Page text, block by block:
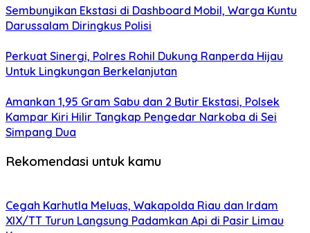
Sembunyikan Ekstasi di Dashboard Mobil, Warga Kuntu
Darussalam Diringkus Polisi
Perkuat Sinergi, Polres Rohil Dukung Ranperda Hijau
Untuk Lingkungan Berkelanjutan
Amankan 1,95 Gram Sabu dan 2 Butir Ekstasi, Polsek
Kampar Kiri Hilir Tangkap Pengedar Narkoba di Sei
Simpang Dua
Rekomendasi untuk kamu
Cegah Karhutla Meluas, Wakapolda Riau dan Irdam
XIX/TT Turun Langsung Padamkan Api di Pasir Limau